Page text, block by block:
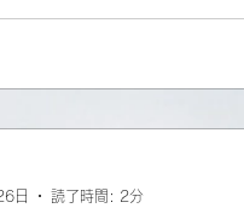
日
読了時間: 2分